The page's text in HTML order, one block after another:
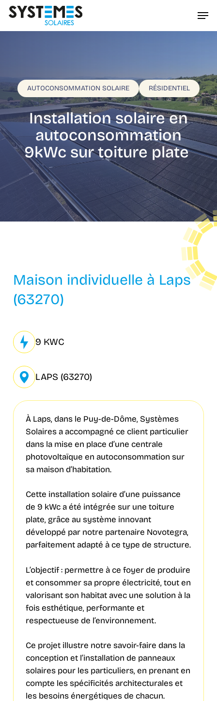
Passer
contenu
AUTOCONSOMMATION SOLAIRE RÉSIDENTIEL
Installation solaire en
autoconsommation
9kWc sur toiture plate
Maison individuelle à Laps
(63270)
9 KWC
LAPS (63270)
À Laps, dans le Puy-de-Dôme, Systèmes
Solaires a accompagné ce client particulier
dans la mise en place d’une centrale
photovoltaïque en autoconsommation sur
sa maison d’habitation.
Cette installation solaire d’une puissance
de 9 kWc a été intégrée sur une toiture
plate, grâce au système innovant
développé par notre partenaire Novotegra,
parfaitement adapté à ce type de structure.
L’objectif : permettre à ce foyer de produire
et consommer sa propre électricité, tout en
valorisant son habitat avec une solution à la
fois esthétique, performante et
respectueuse de l’environnement.
Ce projet illustre notre savoir-faire dans la
conception et l’installation de panneaux
solaires pour les particuliers, en prenant en
compte les spécificités architecturales et
les besoins énergétiques de chacun.